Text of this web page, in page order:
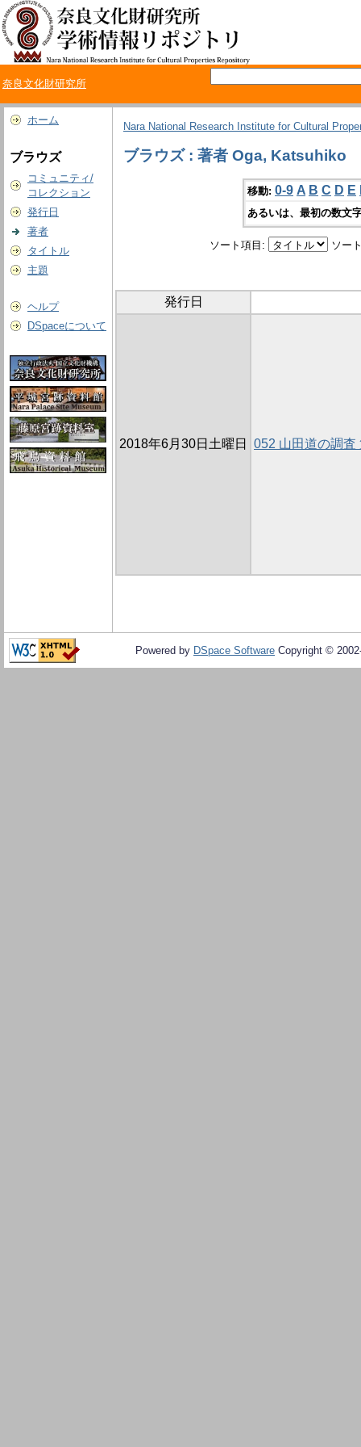
奈良文化財研究所
ホーム
ブラウズ
コミュニティ/
コレクション
発行日
著者
タイトル
主題
ヘルプ
DSpaceについて
Nara National Research Institute for Cultural
ブラウズ : 著者 Oga, Katsuhiko
移動: 0-9 A B C D E
あるいは、最初の数文
ソート項目: ソー
発行日
2018年6月30日土曜日 052 山田道の調査
Powered by DSpace Software Copyright ©